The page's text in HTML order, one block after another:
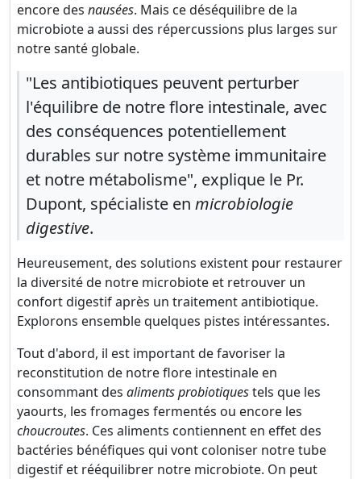
encore des nausées. Mais ce déséquilibre de la
microbiote a aussi des répercussions plus larges sur
notre santé globale.
"Les antibiotiques peuvent perturber
l'équilibre de notre flore intestinale, avec
des conséquences potentiellement
durables sur notre système immunitaire
et notre métabolisme", explique le Pr.
Dupont, spécialiste en microbiologie
digestive.
Heureusement, des solutions existent pour restaurer
la diversité de notre microbiote et retrouver un
confort digestif après un traitement antibiotique.
Explorons ensemble quelques pistes intéressantes.
Tout d'abord, il est important de favoriser la
reconstitution de notre flore intestinale en
consommant des aliments probiotiquestels que les
yaourts, les fromages fermentés ou encore les
choucroutes. Ces aliments contiennent en effet des
bactéries bénéfiques qui vont coloniser notre tube
digestif et rééquilibrer notre microbiote. On peut